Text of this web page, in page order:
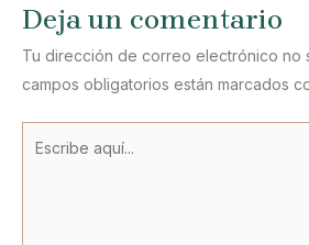
Deja un comentario
Tu dirección de correo electrónico no
campos obligatorios están marcados